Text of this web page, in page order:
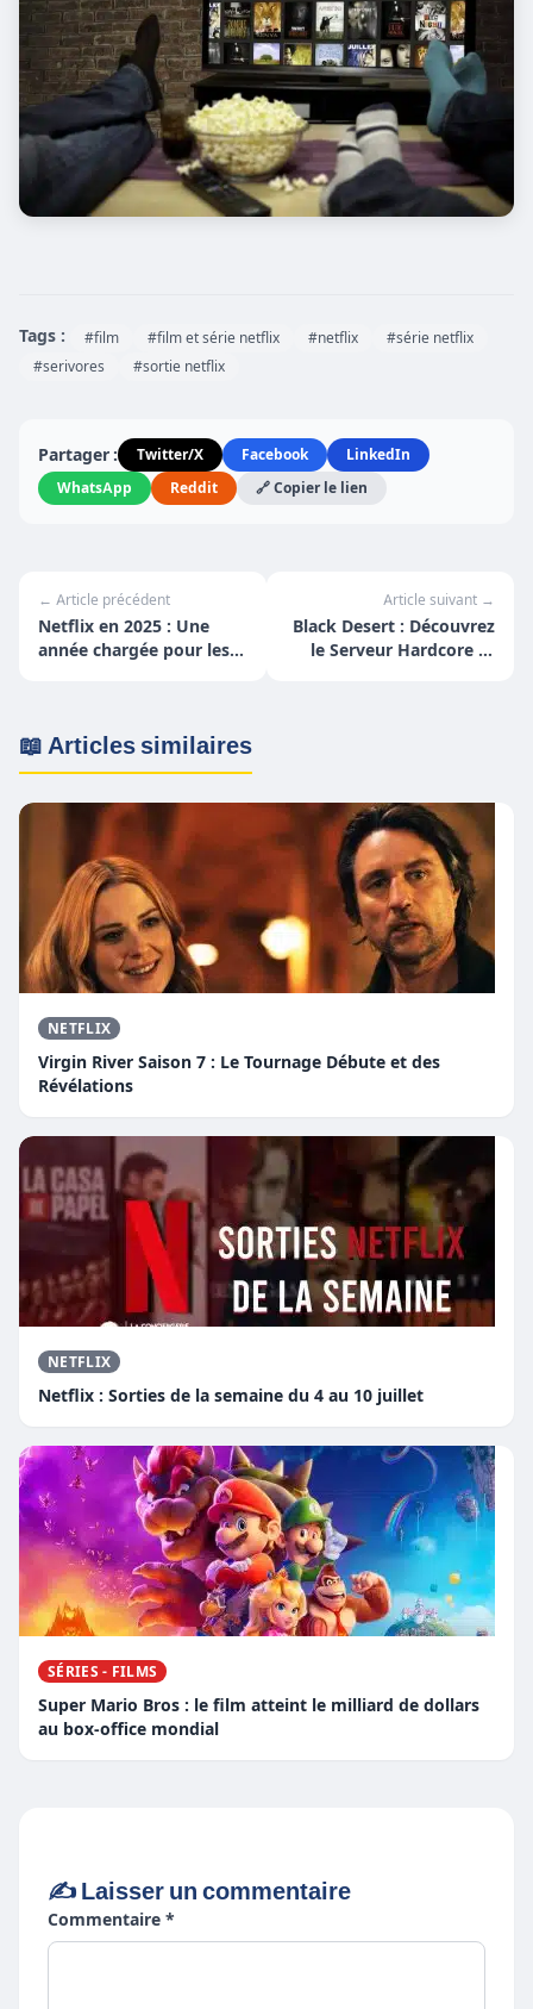
Tags : #film #film et série netflix #netflix
#série netflix
#serivores
#sortie netflix
Partager : Twitter/X Facebook
LinkedIn
WhatsApp
Reddit 🔗 Copier le lien
← Article précédent
Netflix en 2025 : Une
année chargée pour les
Article suivant →
Black Desert : Découvrez
le Serveur Hardcore et
📖 Articles similaires
NETFLIX
Virgin River Saison 7 : Le Tournage Débute et des
Révélations
NETFLIX
Netflix : Sorties de la semaine du 4 au 10 juillet
SÉRIES - FILMS
Super Mario Bros : le film atteint le milliard de dollars
au box-office mondial
✍️ Laisser un commentaire
Commentaire *